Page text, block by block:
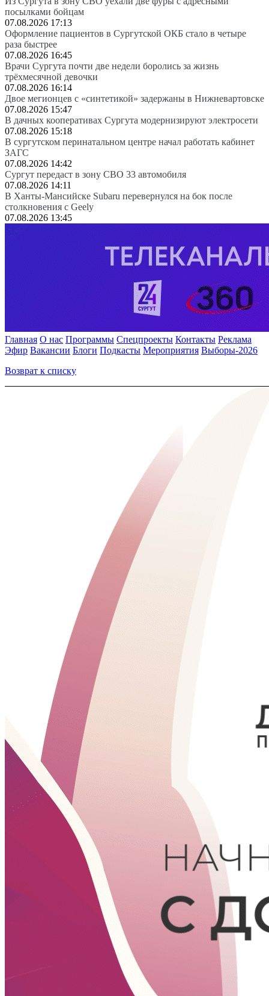
посылками бойцам
07.08.2026 17:13
Оформление пациентов в Сургутской ОКБ стало в четыре
раза быстрее
07.08.2026 16:45
Врачи Сургута почти две недели боролись за жизнь
трёхмесячной девочки
07.08.2026 16:14
Двое мегионцев с «синтетикой» задержаны в Нижневартовске
07.08.2026 15:47
В дачных кооперативах Сургута модернизируют электросети
07.08.2026 15:18
В сургутском перинатальном центре начал работать кабинет
ЗАГС
07.08.2026 14:42
Сургут передаст в зону СВО 33 автомобиля
07.08.2026 14:11
В Ханты-Мансийске Subaru перевернулся на бок после
столкновения с Geely
07.08.2026 13:45
Главная О нас Программы Спецпроекты Контакты Реклама
Эфир Вакансии Блоги Подкасты Мероприятия Выборы-2026
Возврат к списку